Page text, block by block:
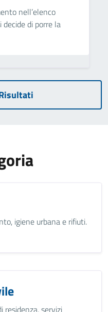
nell’elenco
di porre la
igiene urbana e rifiuti.
residenza, servizi